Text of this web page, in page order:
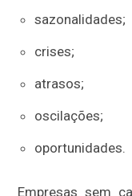
sazonalidades;
crises;
atrasos;
oscilações;
oportunidades.
Empresas sem